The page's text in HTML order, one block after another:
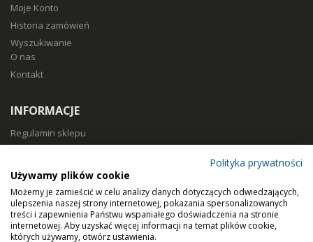
Moje Konto
Historia zamówień
Wyszukiwanie
O nas
Kontakt
INFORMACJE
Regulamin sklepu
Koszty i czas dostawy
Zwroty i reklamacje
Klasy filtracji
Dobierz filtry
Polityka prywatności
Używamy plików cookie
Możemy je zamieścić w celu analizy danych dotyczących odwiedzających,
ulepszenia naszej strony internetowej, pokazania spersonalizowanych
treści i zapewnienia Państwu wspaniałego doświadczenia na stronie
internetowej. Aby uzyskać więcej informacji na temat plików cookie,
których używamy, otwórz ustawienia.